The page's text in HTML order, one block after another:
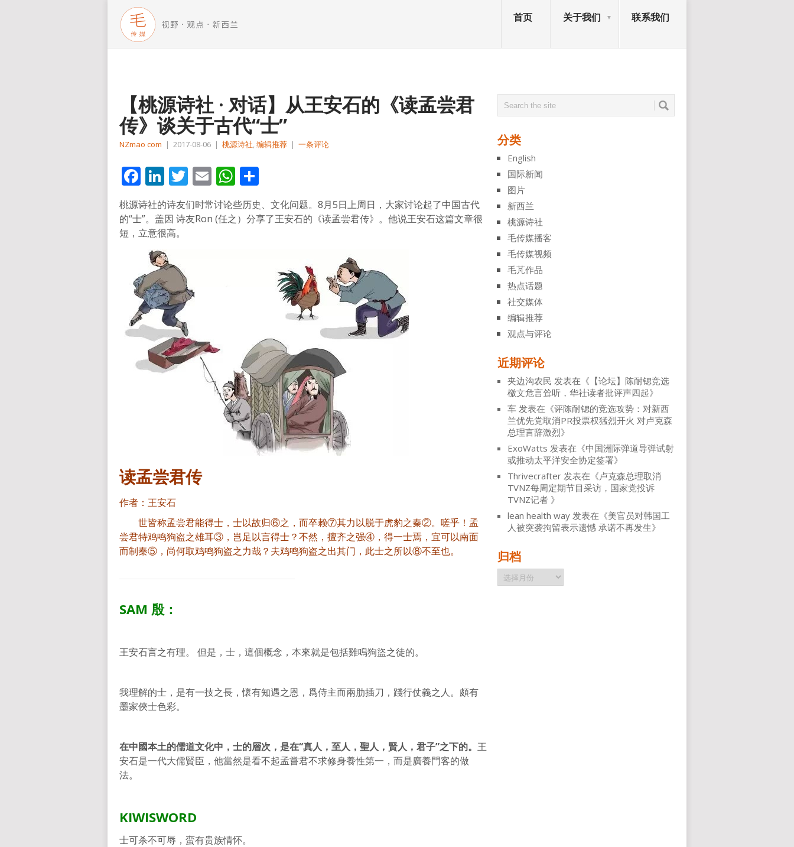
首页 关于我们 联系我们
【桃源诗社 · 对话】从王安石的《读孟尝君
传》谈关于古代“士”
NZmao com | 2017-08-06 | 桃源诗社,编辑推荐 | 一条评论
Facebook
LinkedIn
Twitter
EmailWhatsApp
享
桃源诗社的诗友们时常讨论些历史、文化问题。8月5日上周日，大家讨论起了中国古代
的“士”。盖因 诗友Ron (任之）分享了王安石的《读孟尝君传》。他说王安石这篇文章很
短，立意很高。
读孟尝君传
作者：王安石
世皆称孟尝君能得士，士以故归⑥之，而卒赖⑦其力以脱于虎豹之秦②。嗟乎！孟
尝君特鸡鸣狗盗之雄耳③，岂足以言得士？不然，擅齐之强④，得一士焉，宜可以南面
而制秦⑤，尚何取鸡鸣狗盗之力哉？夫鸡鸣狗盗之出其门，此士之所以⑧不至也。
SAM 殷：
王安石言之有理。 但是，士，這個概念，本來就是包括雞鳴狗盜之徒的。
我理解的士，是有一技之長，懷有知遇之恩，爲侍主而兩肋插刀，踐行仗義之人。頗有
墨家俠士色彩。
在中國本土的儒道文化中，士的層次，是在“真人，至人，聖人，賢人，君子”之下的。 王
安石是一代大儒賢臣，他當然是看不起孟嘗君不求修身養性第一，而是廣養門客的做
法。
KIWISWORD
士可杀不可辱，蛮有贵族情怀。
分类
English
国际新闻
图片
新西兰
桃源诗社
毛传媒播客
毛传媒视频
毛芃作品
热点话题
社交媒体
编辑推荐
观点与评论
近期评论
夹边沟农民 发表在《 【论坛】陈耐锶竞选
檄文危言耸听，华社读者批评声四起》
车 发表在《评陈耐锶的竞选攻势：对新西
兰优先党取消PR投票权猛烈开火 对卢克森
总理言辞激烈》
ExoWatts 发表在《中国洲际弹道导弹试射
或推动太平洋安全协定签署》
Thrivecrafter 发表在《卢克森总理取消
TVNZ每周定期节目采访，国家党投诉
TVNZ记者 》
lean health way 发表在《美官员对韩国工
人被突袭拘留表示遗憾 承诺不再发生》
归档
归
档